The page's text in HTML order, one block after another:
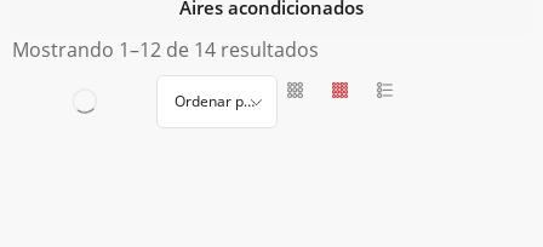
Aires acondicionados
Mostrando 1–12 de 14 resultados